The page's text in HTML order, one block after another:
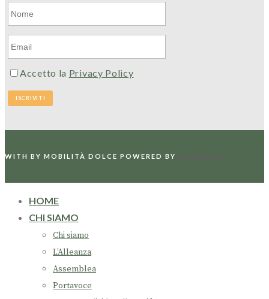
Accetto la Privacy Policy
WITH BY MOBILITÀ DOLCE POWERED BY
HOME
CHI SIAMO
Chi siamo
L’Alleanza
Assemblea
Portavoce